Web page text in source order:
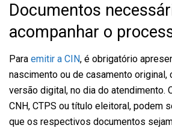
Documentos
acompanhar o
Para emitir a CIN, é obrigatório
nascimento ou de casamento original,
versão digital, no dia do atendimento.
CNH, CTPS ou título eleitoral, podem
que os respectivos documentos